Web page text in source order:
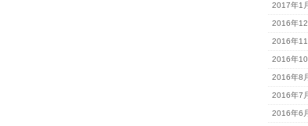
2017年1
2016年12
2016年11
2016年10
2016年8
2016年7
2016年6